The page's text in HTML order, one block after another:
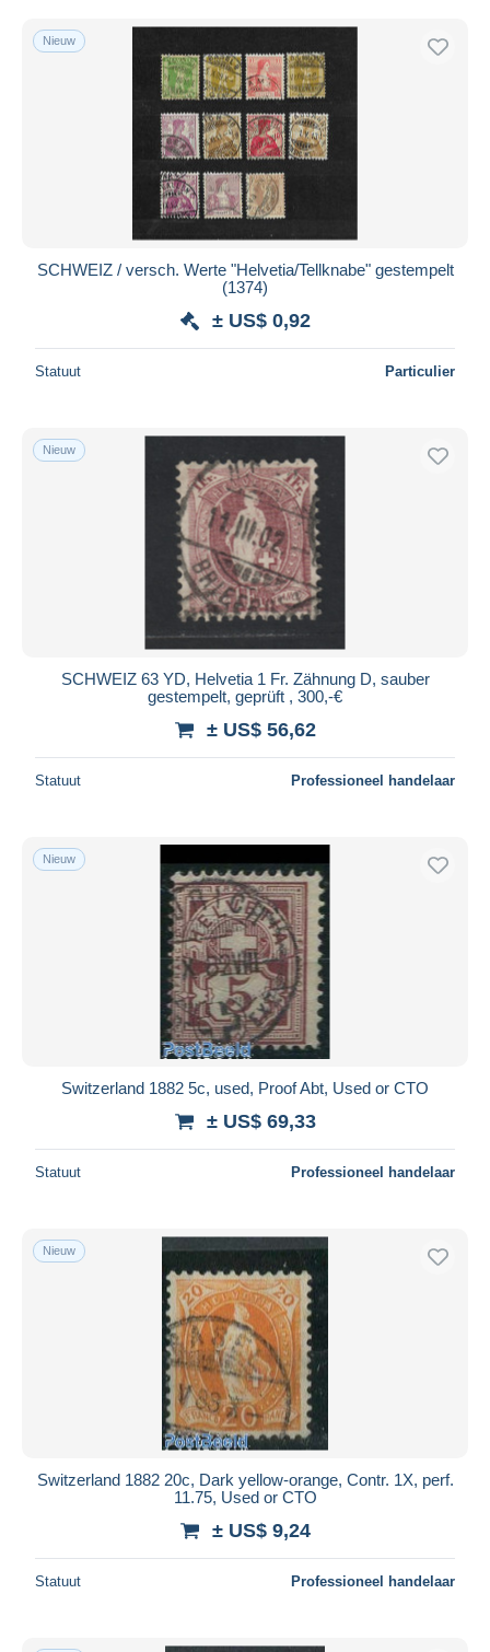
Nieuw
SCHWEIZ / versch. Werte "Helvetia/Tellknabe" gestempelt
(1374)
± US$ 0,92
Statuut Particulier
Nieuw
SCHWEIZ 63 YD, Helvetia 1 Fr. Zähnung D, sauber
gestempelt, geprüft , 300,-€
± US$ 56,62
Statuut Professioneel handelaar
Nieuw
Switzerland 1882 5c, used, Proof Abt, Used or CTO
± US$ 69,33
Statuut Professioneel handelaar
Nieuw
Switzerland 1882 20c, Dark yellow-orange, Contr. 1X, perf.
11.75, Used or CTO
± US$ 9,24
Statuut Professioneel handelaar